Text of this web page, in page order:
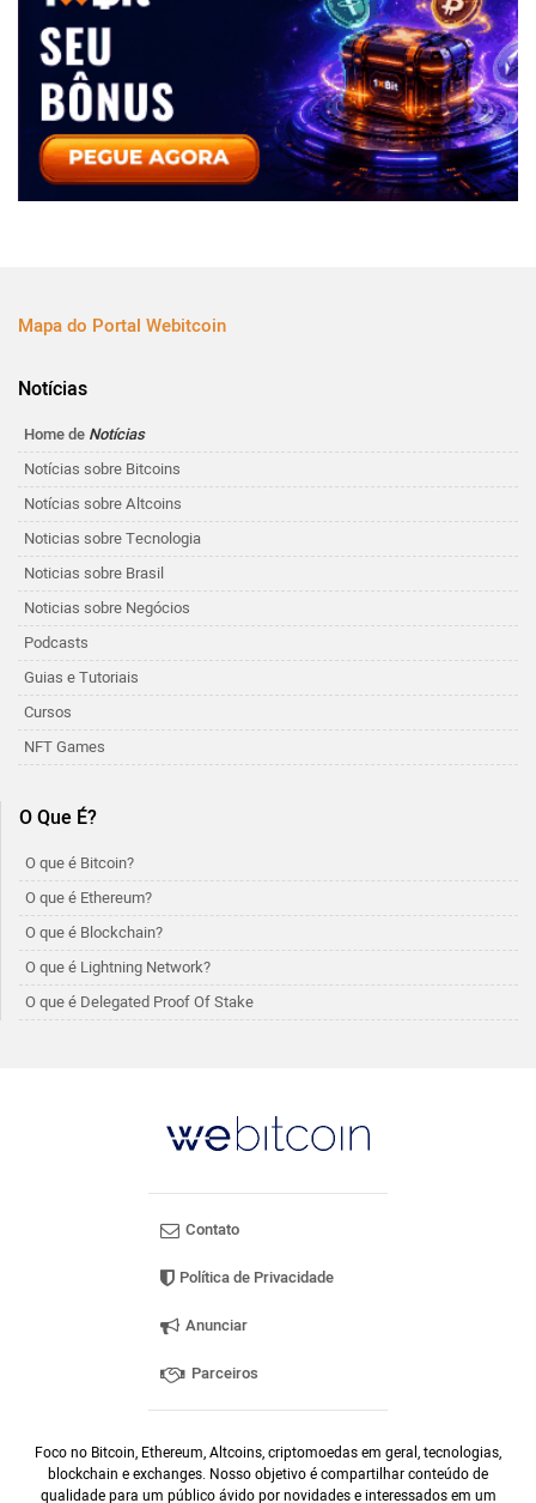
Mapa do Portal Webitcoin
Notícias
Home de Notícias
Notícias sobre Bitcoins
Notícias sobre Altcoins
Noticias sobre Tecnologia
Noticias sobre Brasil
Noticias sobre Negócios
Podcasts
Guias e Tutoriais
Cursos
NFT Games
O Que É?
O que é Bitcoin?
O que é Ethereum?
O que é Blockchain?
O que é Lightning Network?
O que é Delegated Proof Of Stake
Contato
Política de Privacidade
Anunciar
Parceiros
Foco no Bitcoin, Ethereum, Altcoins, criptomoedas em geral, tecnologias,
blockchain e exchanges. Nosso objetivo é compartilhar conteúdo de
qualidade para um público ávido por novidades e interessados em um